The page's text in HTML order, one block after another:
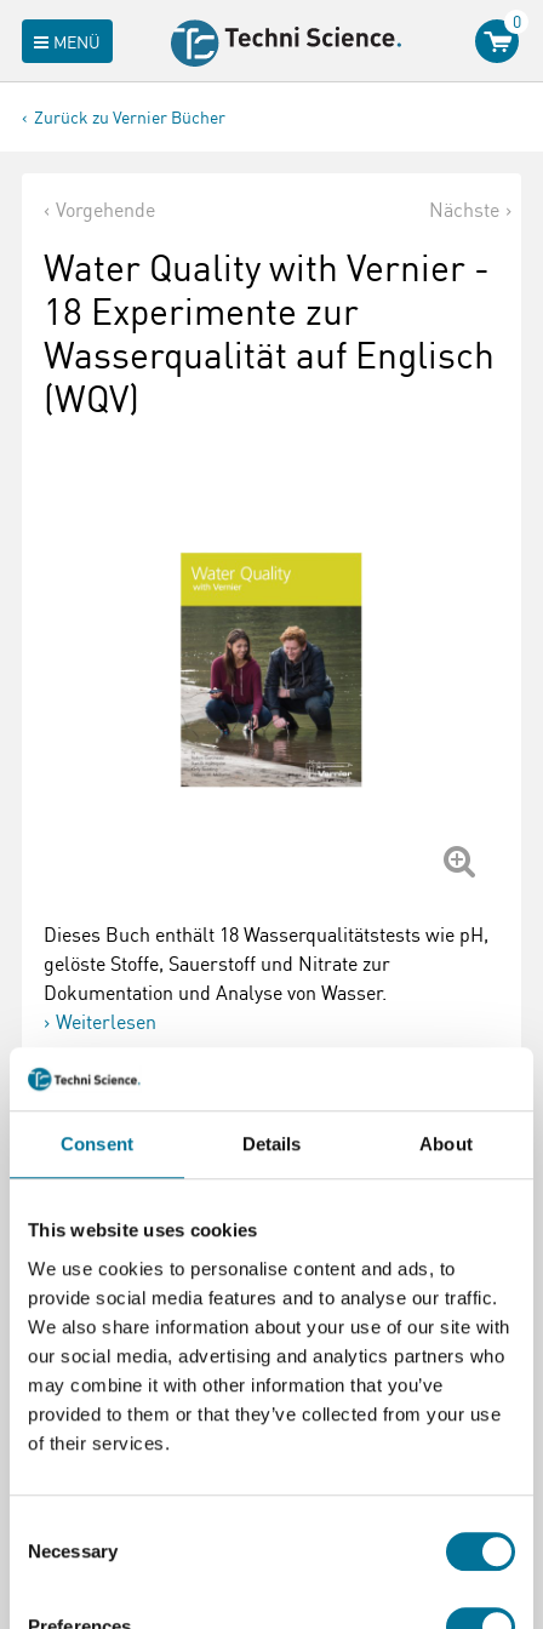
Consent Details About
This website uses cookies
We use cookies to personalise content and ads, to
provide social media features and to analyse our traffic.
We also share information about your use of our site with
our social media, advertising and analytics partners who
may combine it with other information that you’ve
provided to them or that they’ve collected from your use
of their services.
Selection
Necessary
MENÜ
0
Zurück zu Vernier Bücher
Vorgehende Nächste
Water Quality with Vernier -
18 Experimente zur
Wasserqualität auf Englisch
(WQV)
Dieses Buch enthält 18 Wasserqualitätstests wie pH,
gelöste Stoffe, Sauerstoff und Nitrate zur
Dokumentation und Analyse von Wasser.
Weiterlesen
Artikelnummer
86,97 € inkl. MwSt.
Zum Warenkorb hinzufügen
Seite drucken
Beschreibung
Dieses Buch enthält 18 Wasserqualitätstests,
Feststoffe, gelöster Sauerstoff, biochemischer